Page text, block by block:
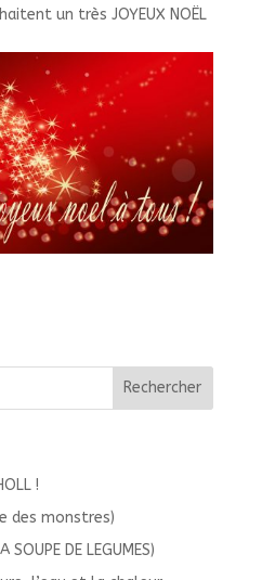
un très JOYEUX NOËL
!
des monstres)
SOUPE DE LEGUMES)